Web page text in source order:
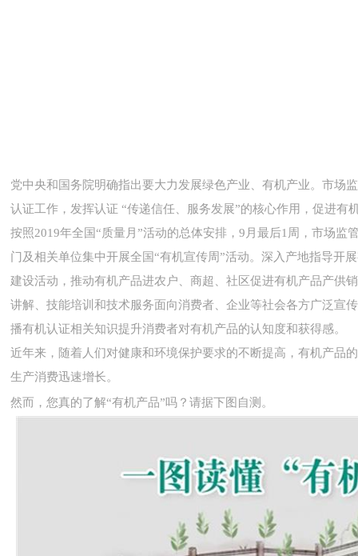
党中央和国务院明确指出要大力发展绿色产业、有机产业。市场
认证工作，发挥认证 “传递信任、服务发展”的核心作用，促进有
按照2019年全国“质量月”活动的总体安排，9月最后1周，市场监
门及相关单位集中开展全国“有机宣传周”活动。深入产地指导开
建设活动，推动有机产品进农户、商超、社区促进有机产品产供
讲解、技能培训和技术服务面向消费者、企业等社会各方广泛宣
播有机认证相关知识提升消费者对有机产品的认知度和获得感。
近年来，随着人们对健康和环境保护要求的不断提高，有机产品
生产消费迅速增长。
然而，您真的了解“有机产品”吗？请据下图自测。